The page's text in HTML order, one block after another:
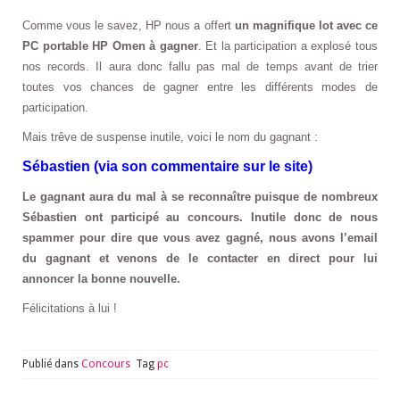
Comme vous le savez, HP nous a offert un magnifique lot avec ce
PC portable HP Omen à gagner. Et la participation a explosé tous
nos records. Il aura donc fallu pas mal de temps avant de trier
toutes vos chances de gagner entre les différents modes de
participation.
Mais trêve de suspense inutile, voici le nom du gagnant :
Sébastien (via son commentaire sur le site)
Le gagnant aura du mal à se reconnaître puisque de nombreux
Sébastien ont participé au concours. Inutile donc de nous
spammer pour dire que vous avez gagné, nous avons l’email
du gagnant et venons de le contacter en direct pour lui
annoncer la bonne nouvelle.
Félicitations à lui !
Publié dans Concours Tag pc